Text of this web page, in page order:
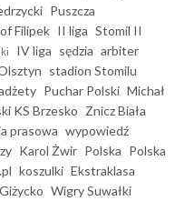
Puszcza
Filipek II liga Stomil II
IV liga sędzia arbiter
stadion Stomilu
Puchar Polski Michał
KS Brzesko Znicz Biała
prasowa wypowiedź
Karol Żwir Polska Polska
koszulki Ekstraklasa
Wigry Suwałki